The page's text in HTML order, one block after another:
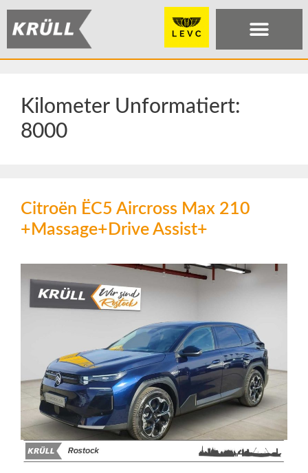
Kilometer Unformatiert:
8000
Citroën ËC5 Aircross Max 210
+Massage+Drive Assist+